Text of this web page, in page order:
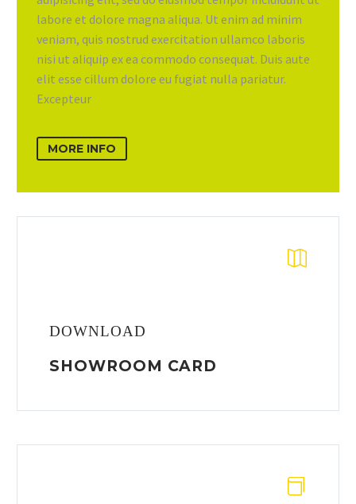
labore et dolore magna aliqua. Ut enim ad minim
veniam, quis nostrud exercitation ullamco laboris
nisi ut aliquip ex ea commodo consequat. Duis aute
elit esse cillum dolore eu fugiat nulla pariatur.
Excepteur
MORE INFO
DOWNLOAD
SHOWROOM CARD